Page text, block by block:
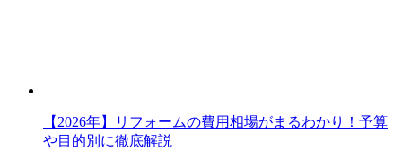
【2026年】リフォームの費用相場がまるわかり！予算
や目的別に徹底解説